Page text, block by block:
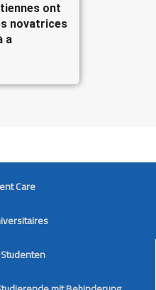
ont
novatrices
a
Care